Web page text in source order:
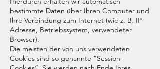
bestimmte Daten über Ihren Computer und
Ihre Verbindung zum Internet (wie z. B. IP-
Adresse, Betriebssystem, verwendeter
Browser).
Die meisten der von uns verwendeten
Cookies sind so genannte “Session-